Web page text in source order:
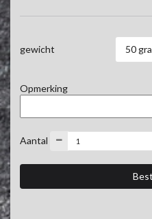
gewicht 50
Opmerking
Aantal